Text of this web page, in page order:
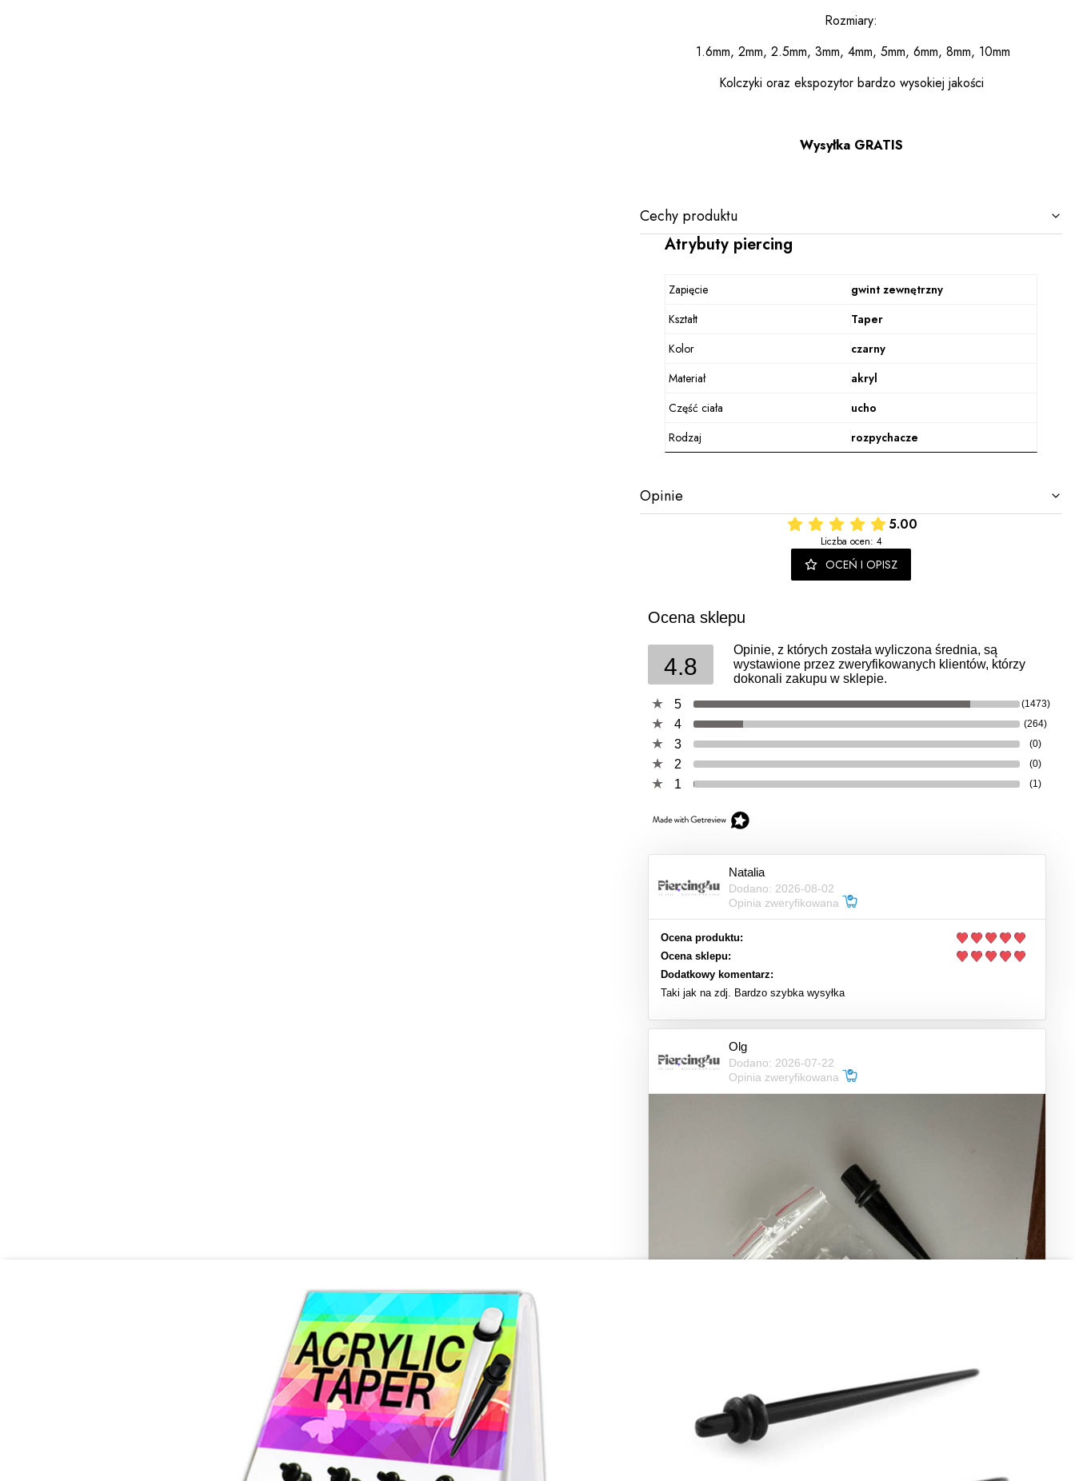
Rozmiary:
1.6mm, 2mm, 2.5mm, 3mm, 4mm, 5mm, 6mm, 8mm, 10mm
Kolczyki oraz ekspozytor bardzo wysokiej jakości
Wysyłka GRATIS
Cechy produktu
Atrybuty piercing
Zapięcie
gwint zewnętrzny
Kształt
Taper
Kolor
czarny
Materiał
akryl
Część ciała
ucho
Rodzaj
rozpychacze
Opinie
5.00
Liczba ocen: 4
OCEŃ I OPISZ
Ocena sklepu
4.8
Opinie, z których została wyliczona średnia, są
wystawione przez zweryfikowanych klientów, którzy
dokonali zakupu w sklepie.
5
(1473)
4 (264)
3 (0)
2 (0)
1 (1)
Natalia
Dodano: 2026-08-02
Opinia zweryfikowana
Ocena produktu:
Ocena sklepu:
Dodatkowy komentarz:
Taki jak na zdj. Bardzo szybka wysyłka
Olg
Dodano: 2026-07-22
Opinia zweryfikowana
Ocena produktu:
Ocena sklepu: